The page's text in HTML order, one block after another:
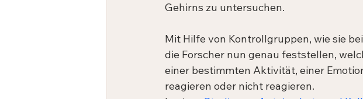
Gehirns zu untersuchen.
Mit Hilfe von Kontrollgruppen, wie sie
die Forscher nun genau feststellen,
einer bestimmten Aktivität, einer
reagieren oder nicht reagieren.